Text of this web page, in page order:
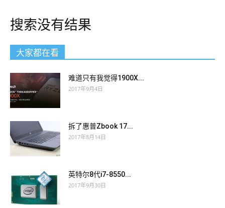
搜索没有结果
大家都在看
难道只有我觉得1900X...
2017年9月4日
拆了惠普Zbook 17...
2017年8月14日
英特尔8代i7-8550...
2017年9月30日